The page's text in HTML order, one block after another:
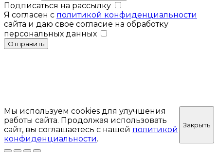
Подписаться на рассылку
Я согласен с политикой конфиденциальности
сайта и даю свое согласие на обработку
персональных данных
Отправить
Мы используем cookies для улучшения
работы сайта. Продолжая использовать
сайт, вы соглашаетесь с нашей политикой
конфиденциальности.
Закрыть